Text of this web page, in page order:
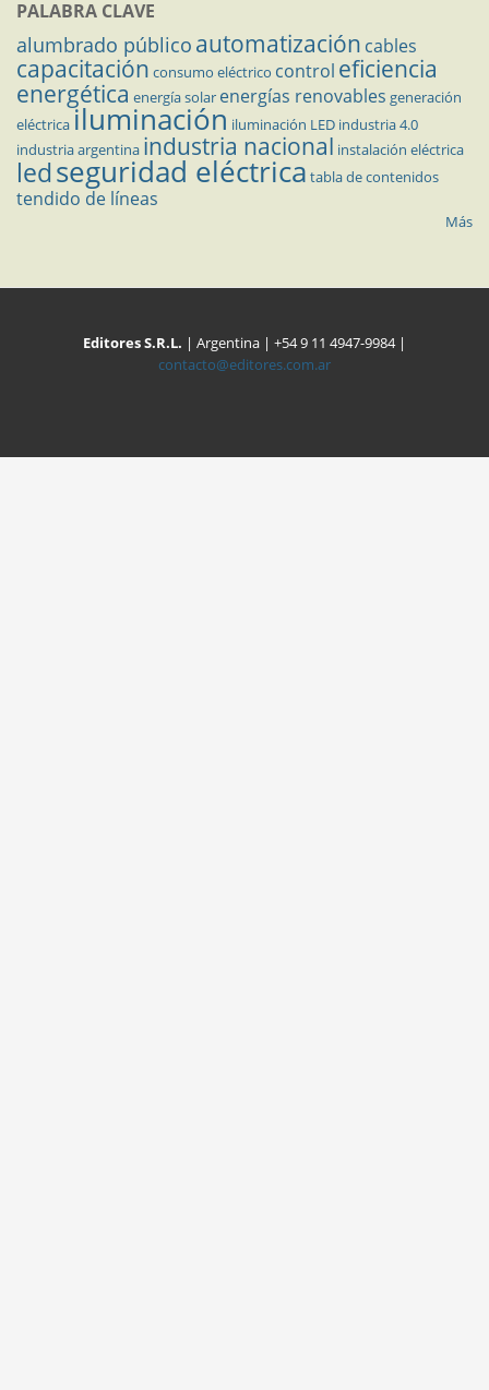
PALABRA CLAVE
alumbrado público automatización cables
capacitación consumo eléctrico control eficiencia
energética energía solar energías renovables generación
eléctricailuminación iluminación LED industria 4.0
industria argentina industria nacional instalación eléctrica
ledseguridad eléctrica tabla de contenidos
tendido de líneas
Más
Editores S.R.L. | Argentina | +54 9 11 4947-9984 |
contacto@editores.com.ar